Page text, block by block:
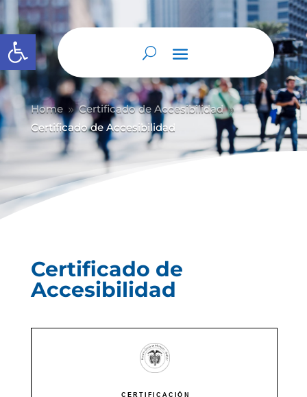
Abrir barra de herramientas
Home 9 Certificado de Accesibilidad 9
Certificado de Accesibilidad
Certificado de
Accesibilidad